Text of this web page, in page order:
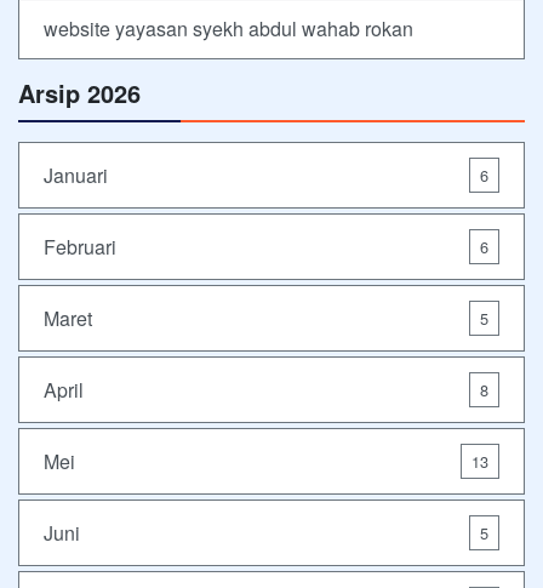
website yayasan syekh abdul wahab rokan
Arsip 2026
Januari 6
Februari 6
Maret 5
April 8
Mei 13
Juni 5